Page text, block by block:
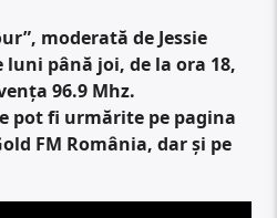
moderată de Jessie
luni până joi, de la ora 18,
96.9 Mhz.
pot fi urmărite pe pagina
FM România, dar și pe